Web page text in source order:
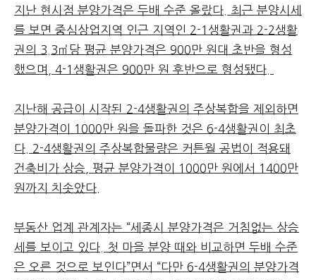
지난 현시점 분양가격은 두배 수준 올랐다. 최근 분양시세
를 보면 중심상업지역 인근 지역인 2-1생활권과 2-2생활
권의 3.3㎡당 평균 분양가격은 900만 원대 초반을 형성
했으며, 4-1생활권은 900만 원 후반으로 형성됐다.
지난해 공급이 시작된 2-4생활권의 주상복합을 제외하면
분양가격이 1000만 원을 돌파한 것은 6-4생활권이 최초
다. 2-4생활권의 주상복합물량은 커튼월 공법이 적용돼
건축비가 상승, 평균 분양가격이 1000만 원에서 1400만
원까지 치솟았다.
부동산 업계 관계자는 “세종시 분양가격은 거침없는 상승
세를 보이고 있다. 첫 마을 분양 때와 비교하면 두배 수준
은 오른 것으로 보인다”면서 “다만 6-4생활권의 분양가격